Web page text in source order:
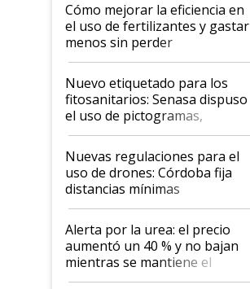
Cómo mejorar la eficiencia en
el uso de fertilizantes y gastar
menos sin perder
productividad en la campaña
fina
Nuevo etiquetado para los
fitosanitarios: Senasa dispuso
el uso de pictogramas,
palabras de advertencia e
indicaciones
Nuevas regulaciones para el
uso de drones: Córdoba fija
distancias mínimas
Alerta por la urea: el precio
aumentó un 40 % y no bajan
mientras se mantiene el
conflicto en Medio Oriente